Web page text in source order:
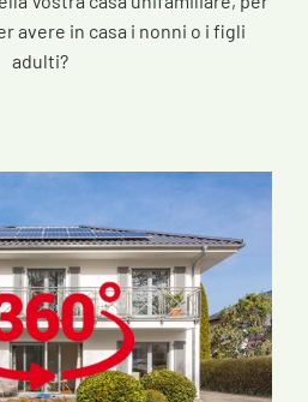
avere in casa i nonni o i figli
adulti?